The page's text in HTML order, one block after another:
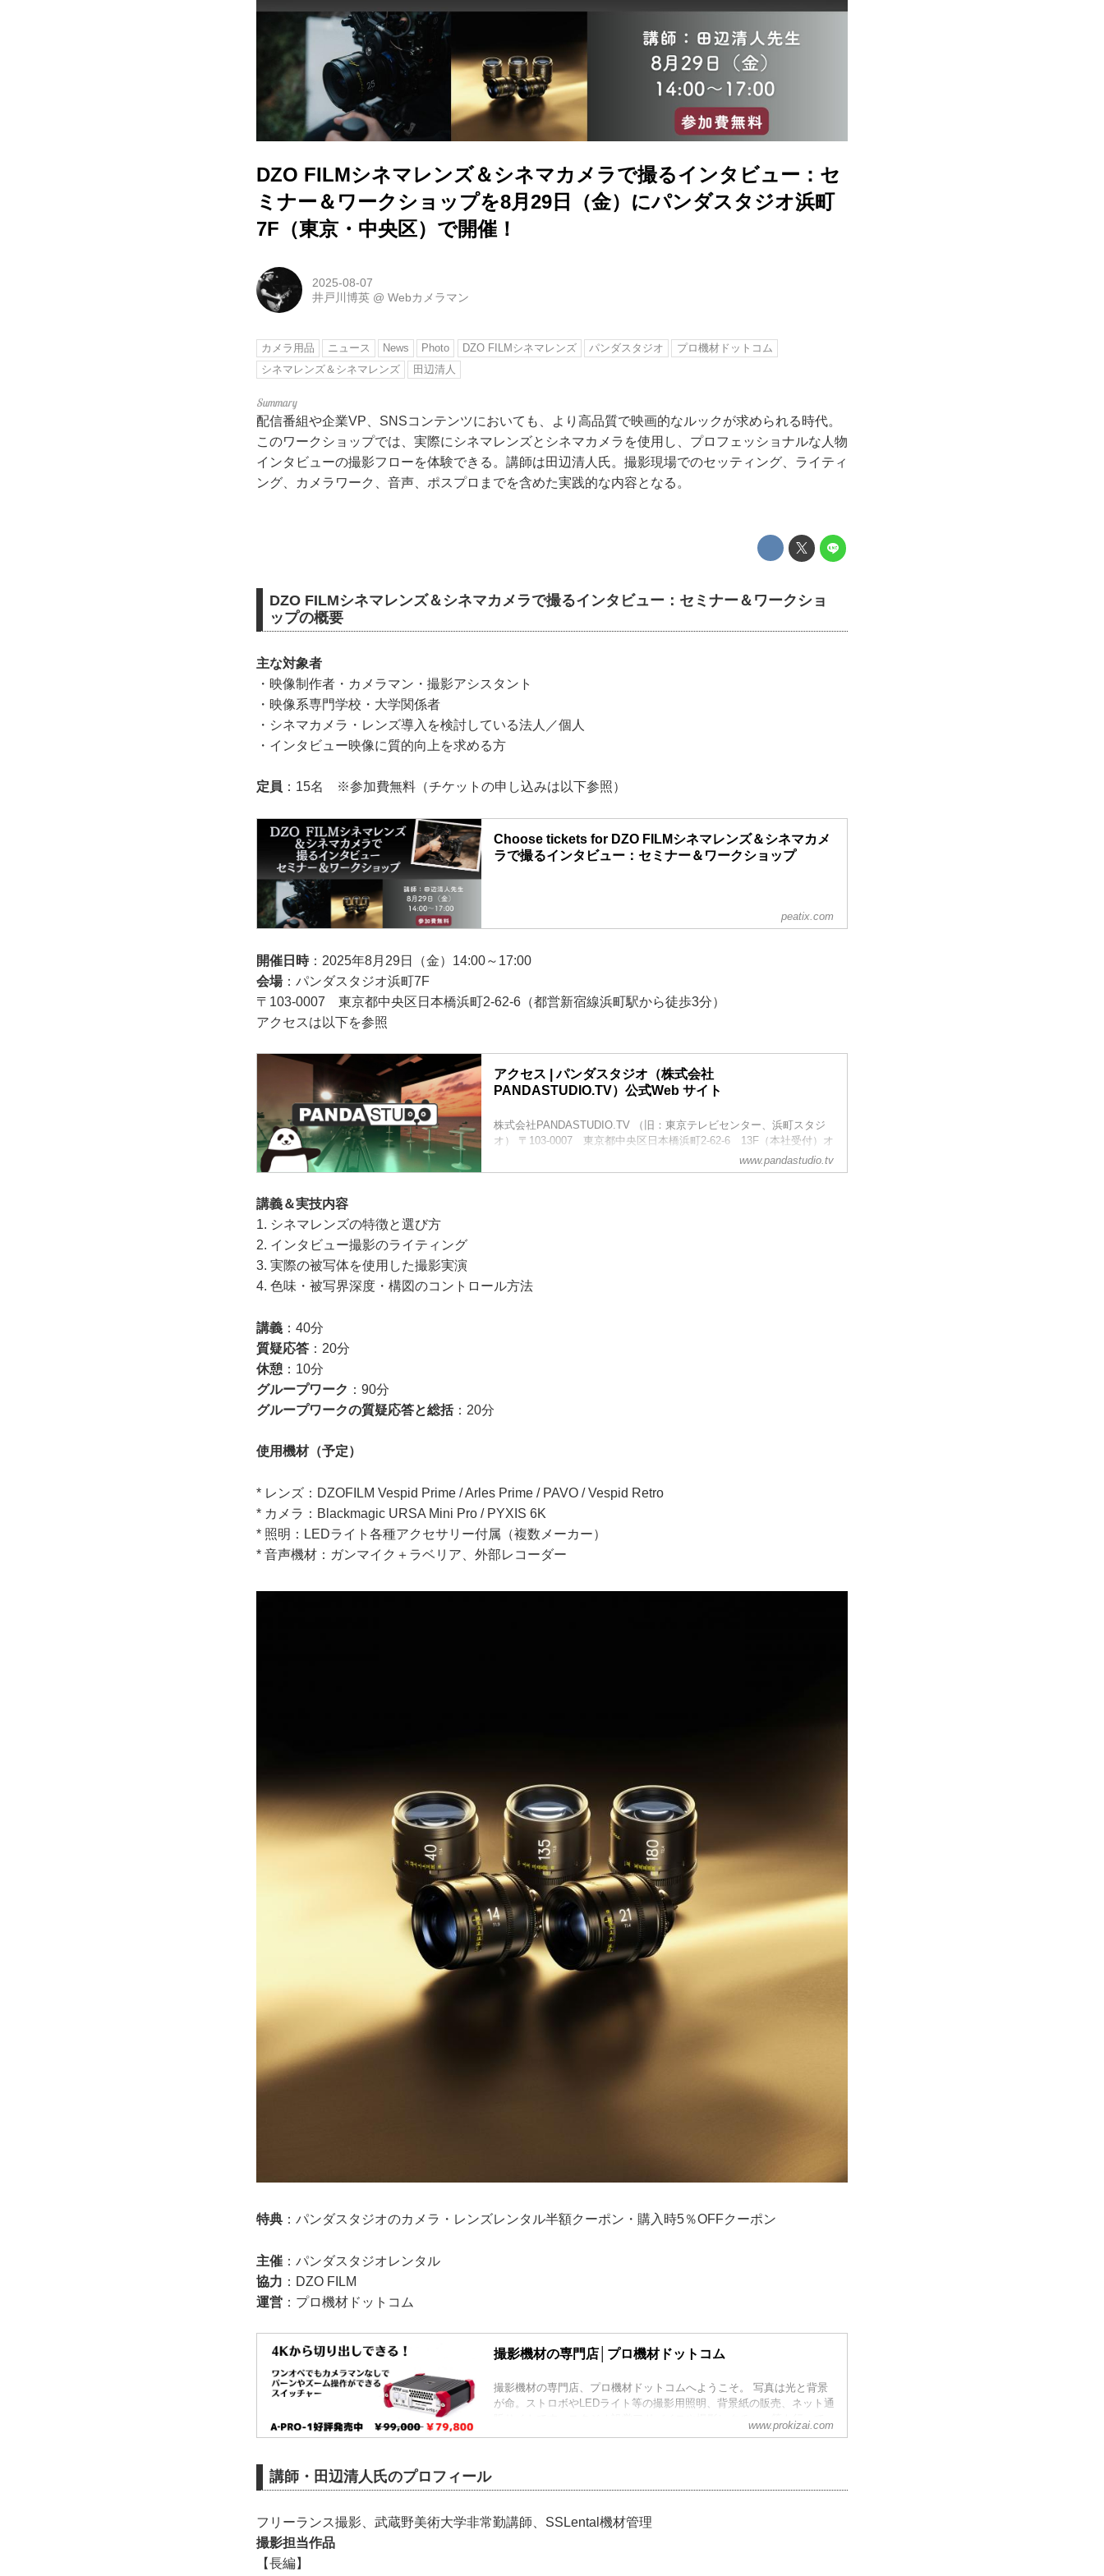
DZO FILMシネマレンズ＆シネマカメラで撮るインタビュー：セ
ミナー＆ワークショップを8月29日（金）にパンダスタジオ浜町
7F（東京・中央区）で開催！
2025-08-07
井戸川博英 @Webカメラマン
カメラ用品 ニュース News Photo DZO FILMシネマレンズ パンダスタジオ
プロ機材ドットコム
シネマレンズ＆シネマレンズ
田辺清人
配信番組や企業VP、SNSコンテンツにおいても、より高品質で映画的なルックが求められる時代。
このワークショップでは、実際にシネマレンズとシネマカメラを使用し、プロフェッショナルな人物
インタビューの撮影フローを体験できる。講師は田辺清人氏。撮影現場でのセッティング、ライティ
ング、カメラワーク、音声、ポスプロまでを含めた実践的な内容となる。
DZO FILMシネマレンズ＆シネマカメラで撮るインタビュー：セミナー＆ワークショ
ップの概要
主な対象者
・映像制作者・カメラマン・撮影アシスタント
・映像系専門学校・大学関係者
・シネマカメラ・レンズ導入を検討している法人／個人
・インタビュー映像に質的向上を求める方
定員 ：15名 ※参加費無料（チケットの申し込みは以下参照）
Choose tickets for DZO FILMシネマレンズ＆シネマカメ
ラで撮るインタビュー：セミナー＆ワークショップ
peatix.com
開催日時：2025年8月29日（金）14:00～17:00
会場：パンダスタジオ浜町7F
〒103-0007 東京都中央区日本橋浜町2-62-6（都営新宿線浜町駅から徒歩3分）
アクセスは以下を参照
アクセス | パンダスタジオ（株式会社
PANDASTUDIO.TV）公式Web サイト
株式会社PANDASTUDIO.TV （旧：東京テレビセンター、浜町スタジ
オ） 〒103-0007 東京都中央区日本橋浜町2-62-6 13F（本社受付）オ
フィス・スタジオは、B1F〜13Fにございます。 フリーコール：0120-
86-20
www.pandastudio.tv
講義＆実技内容
1. シネマレンズの特徴と選び方
2. インタビュー撮影のライティング
3. 実際の被写体を使用した撮影実演
4. 色味・被写界深度・構図のコントロール方法
講義 ：40分
質疑応答 ：20分
休憩 ：10分
グループワーク ：90分
グループワークの質疑応答と総括：20分
使用機材（予定）
* レンズ：DZOFILM Vespid Prime / Arles Prime / PAVO / Vespid Retro
* カメラ：Blackmagic URSA Mini Pro / PYXIS 6K
* 照明：LEDライト各種アクセサリー付属（複数メーカー）
* 音声機材：ガンマイク＋ラベリア、外部レコーダー
特典 ：パンダスタジオのカメラ・レンズレンタル半額クーポン・購入時5％OFFクーポン
主催 ：パンダスタジオレンタル
協力 ：DZO FILM
運営 ：プロ機材ドットコム
撮影機材の専門店│プロ機材ドットコム
撮影機材の専門店、プロ機材ドットコムへようこそ。 写真は光と背景
が命。ストロボやLEDライト等の撮影用照明、背景紙の販売、ネット通
販サイトです。スタジオ設営アドバイスや撮影レクチャー等も行って
おります。東京の東日本橋にショールームもございます。
www.prokizai.com
講師・田辺清人氏のプロフィール
フリーランス撮影、武蔵野美術大学非常勤講師、SSLental機材管理
撮影担当作品
【⻑編】